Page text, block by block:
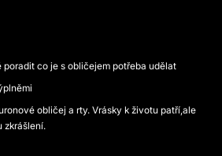
poradit co je s obličejem potřeba udělat
obličej a rty. Vrásky k životu patří,ale
zkrášlení.